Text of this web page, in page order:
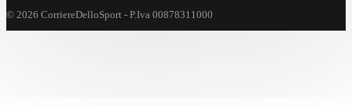
© 2026 CorriereDelloSport - P.Iva 00878311000